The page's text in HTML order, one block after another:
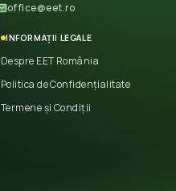
office@eet.ro
INFORMAȚII LEGALE
Despre EET România
Politica de Confidențialitate
Termene și Condiții